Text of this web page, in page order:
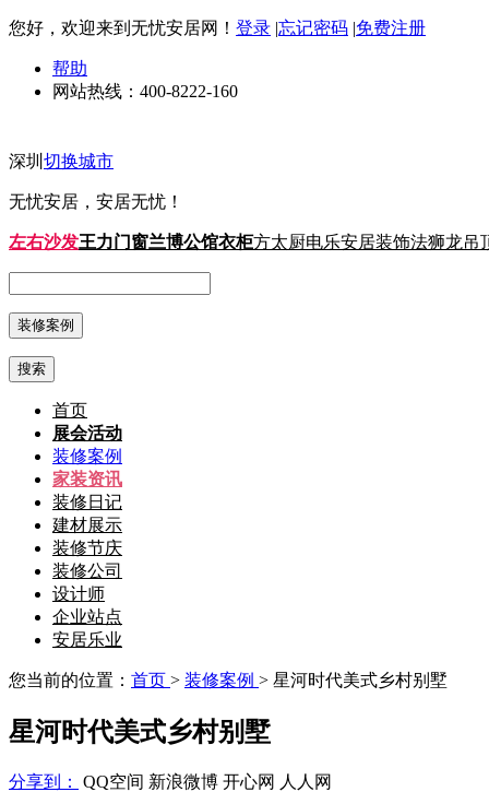
您好，欢迎来到无忧安居网！ 登录 |忘记密码 |免费注册
帮助
网站热线： 400-8222-160
深圳 切换城市
无忧安居，安居无忧！
左右沙发王力门窗兰博公馆衣柜方太厨电乐安居装饰法狮龙吊
搜索
首页
展会活动
装修案例
家装资讯
装修日记
建材展示
装修节庆
装修公司
设计师
企业站点
安居乐业
您当前的位置： 首页 > 装修案例 > 星河时代美式乡村别墅
星河时代美式乡村别墅
分享到： QQ空间 新浪微博 开心网 人人网